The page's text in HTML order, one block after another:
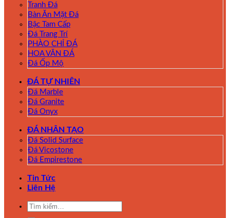
Tranh Đá
Bàn Ăn Mặt Đá
Bậc Tam Cấp
Đá Trang Trí
PHÀO CHỈ ĐÁ
HOA VĂN ĐÁ
Đá Ốp Mộ
ĐÁ TỰ NHIÊN
Đá Marble
Đá Granite
Đá Onyx
ĐÁ NHÂN TẠO
Đá Solid Surface
Đá Vicostone
Đá Empirestone
Tin Tức
Liên Hệ
Tìm